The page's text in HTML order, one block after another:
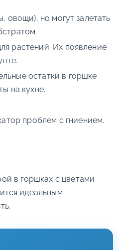
овощи), но могут залетать
растений. Их появление
остатки в горшке
на кухне.
проблем с гниением.
в горшках с цветами
идеальным